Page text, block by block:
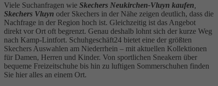
Viele Suchanfragen wie Skechers Neukirchen-Vluyn kaufen
Skechers Vluyn oder Skechers in der Nähe zeigen deutlich, dass die
Nachfrage in der Region hoch ist. Gleichzeitig ist das Angebot
direkt vor Ort oft begrenzt. Genau deshalb lohnt sich der kurze Weg
nach Kamp-Lintfort. Schuhgeschäft24 bietet eine der größten
Skechers Auswahlen am Niederrhein – mit aktuellen Kollektionen
für Damen, Herren und Kinder. Von sportlichen Sneakern über
bequeme Freizeitschuhe bis hin zu luftigen Sommerschuhen finden
Sie hier alles an einem Ort.